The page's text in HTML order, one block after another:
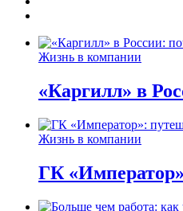
Жизнь в компании
«Каргилл» в
Жизнь в компании
ГК